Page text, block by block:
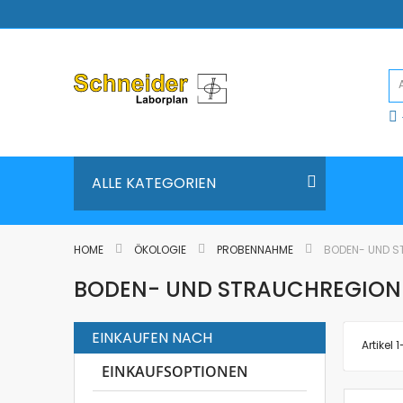
ALLE KATEGORIEN
HOME ÖKOLOGIE PROBENNAHME BODEN- UND
BODEN- UND STRAUCHREGION
Artikel 1
EINKAUFEN NACH
EINKAUFSOPTIONEN